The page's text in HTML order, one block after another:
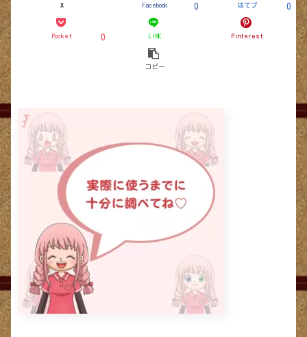
X Facebook 0 はてブ 0
Pocket 0 LINE Pinterest
コピー